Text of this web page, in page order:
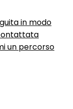
in modo
un percorso